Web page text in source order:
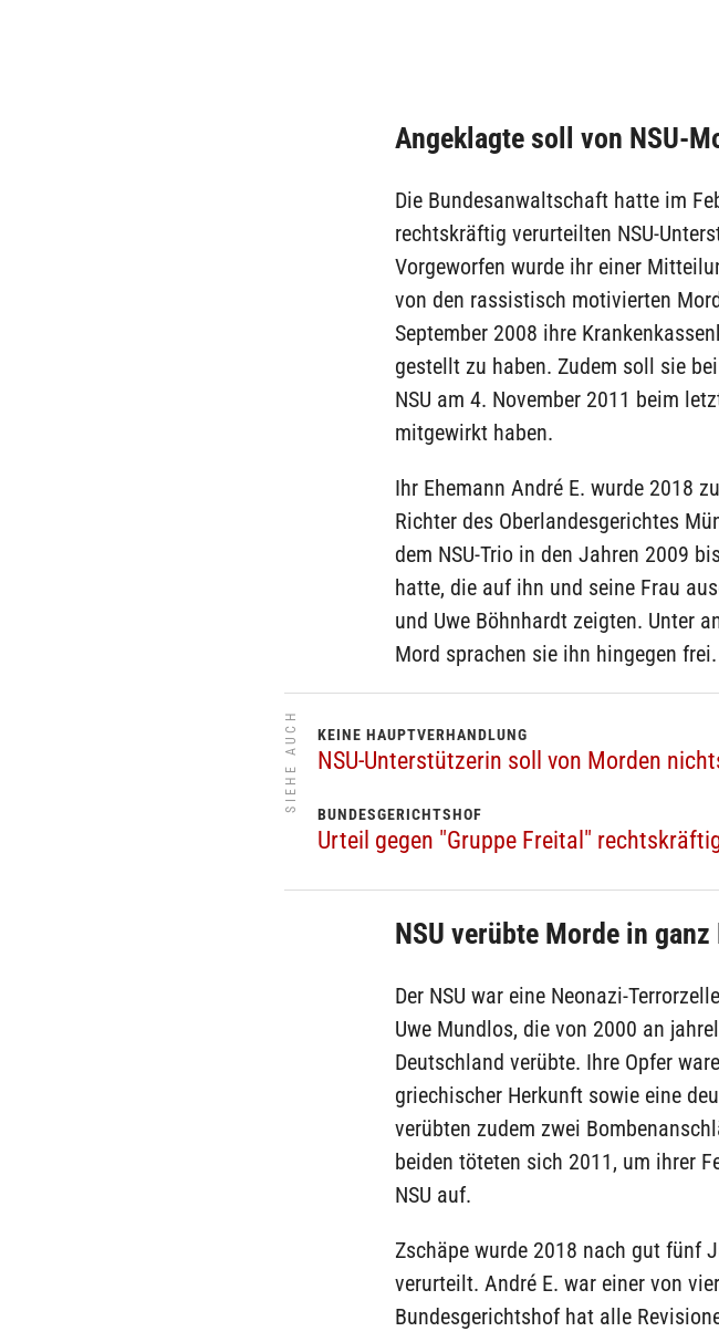
Angeklagte soll von NSU-
Die Bundesanwaltschaft hatte im
rechtskräftig verurteilten NSU-
Vorgeworfen wurde ihr einer
von den rassistisch motivierten
September 2008 ihre
gestellt zu haben. Zudem soll sie
NSU am 4. November 2011 beim
mitgewirkt haben.
Ihr Ehemann André E. wurde 2018
Richter des Oberlandesgerichtes
dem NSU-Trio in den Jahren 2009
hatte, die auf ihn und seine Frau
und Uwe Böhnhardt zeigten. Unter
Mord sprachen sie ihn hingegen frei.
SIEHE AUCH KEINE HAUPTVERHANDLUNG
NSU-Unterstützerin soll von Morden
BUNDESGERICHTSHOF
Urteil gegen "Gruppe Freital"
NSU verübte Morde in ganz
Der NSU war eine Neonazi-
Uwe Mundlos, die von 2000 an
Deutschland verübte. Ihre Opfer
griechischer Herkunft sowie eine
verübten zudem zwei
beiden töteten sich 2011, um ihrer
NSU auf.
Zschäpe wurde 2018 nach gut fünf
verurteilt. André E. war einer von
Bundesgerichtshof hat alle